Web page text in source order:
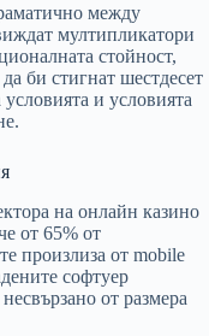
между
мултипликатори
стойност,
би стигнат шестдесет
и условията
на онлайн казино
от 65% от
произлиза от mobile
софтуер
от размера